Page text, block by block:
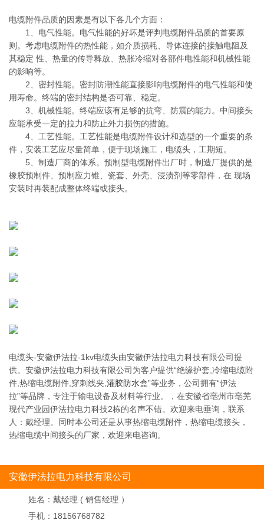
电缆附件品质的因素是有以下各几个方面：
1、电气性能。电气性能的好坏是评判电缆附件品质的首要原
则。考虑电缆附件的热性能，如介质损耗、导体连接的接触电阻及
其稳定 性、热量的传导释放、热胀冷缩对各部件电性能和机械性能
的影响等。
2、密封性能。密封防潮性能直接影响电缆附件的电气性能和使
用寿命。终端的密封结构是否可靠、稳定。
3、机械性能。终端应该有足够的抗弯、防震的能力。中间接头
应能承受一定的拉力和防止外力损伤的措施。
4、工艺性能。工艺性能是电缆附件设计和选型的一个重要的条
件，安装工艺应尽量简单，便于现场施工，电缆头，工期短。
5、制造厂商的体系。预制型电缆附件出厂时，制造厂提供的是
橡胶预制件、预制应力锥、瓷套、外壳、浸渍剂等零部件，在 现场
安装时再装配成整体终端或接头。
电缆头-安徽伊法拉-1kv电缆头由安徽伊法拉电力科技有限公司提
供。安徽伊法拉电力科技有限公司为客户提供“绝缘护套,冷缩电缆附
件,热缩电缆附件,穿刺线夹, 灌胶防水盒”等业务，公司拥有“伊法
拉”等品牌，专注于输电设备及材料等行业。，在安徽省亳州市亳芜
现代产业园伊法拉电力科技2栋的名声不错。欢迎来电垂询，联系
人：戴经理。同时本公司还是从事热缩电缆附件，热缩电缆接头，
热缩电缆中间接头的厂家，欢迎来电咨询。
安徽伊法拉电力科技有限公司
姓名： 戴经理 ( 销售经理 ）
手机： 18156768782